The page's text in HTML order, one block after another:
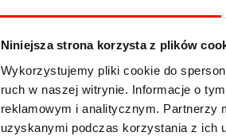
Niniejsza strona korzysta z plików
Wykorzystujemy pliki cookie do
ruch w naszej witrynie. Informacje o
reklamowym i analitycznym. Partnerzy
uzyskanymi podczas korzystania z ich